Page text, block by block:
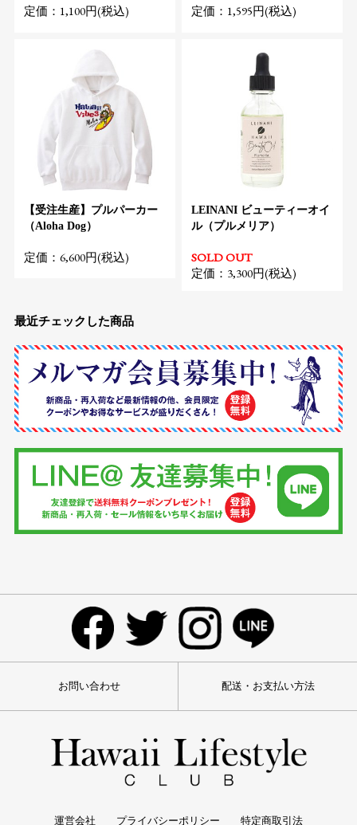
定価：1,100円(税込) 定価：1,595円(税込)
【受注生産】プルパーカー
（Aloha Dog）
定価：6,600円(税込)
LEINANI ビューティーオイ
ル（プルメリア）
SOLD OUT
定価：3,300円(税込)
最近チェックした商品
お問い合わせ 配送・お支払い方法
運営会社 プライバシーポリシー 特定商取引法